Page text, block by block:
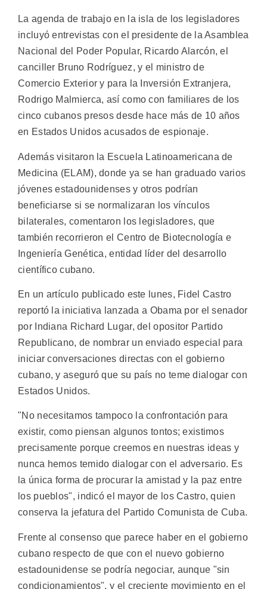
La agenda de trabajo en la isla de los legisladores
incluyó entrevistas con el presidente de la Asamblea
Nacional del Poder Popular, Ricardo Alarcón, el
canciller Bruno Rodríguez, y el ministro de
Comercio Exterior y para la Inversión Extranjera,
Rodrigo Malmierca, así como con familiares de los
cinco cubanos presos desde hace más de 10 años
en Estados Unidos acusados de espionaje.
Además visitaron la Escuela Latinoamericana de
Medicina (ELAM), donde ya se han graduado varios
jóvenes estadounidenses y otros podrían
beneficiarse si se normalizaran los vínculos
bilaterales, comentaron los legisladores, que
también recorrieron el Centro de Biotecnología e
Ingeniería Genética, entidad líder del desarrollo
científico cubano.
En un artículo publicado este lunes, Fidel Castro
reportó la iniciativa lanzada a Obama por el senador
por Indiana Richard Lugar, del opositor Partido
Republicano, de nombrar un enviado especial para
iniciar conversaciones directas con el gobierno
cubano, y aseguró que su país no teme dialogar con
Estados Unidos.
"No necesitamos tampoco la confrontación para
existir, como piensan algunos tontos; existimos
precisamente porque creemos en nuestras ideas y
nunca hemos temido dialogar con el adversario. Es
la única forma de procurar la amistad y la paz entre
los pueblos", indicó el mayor de los Castro, quien
conserva la jefatura del Partido Comunista de Cuba.
Frente al consenso que parece haber en el gobierno
cubano respecto de que con el nuevo gobierno
estadounidense se podría negociar, aunque "sin
condicionamientos", y el creciente movimiento en el